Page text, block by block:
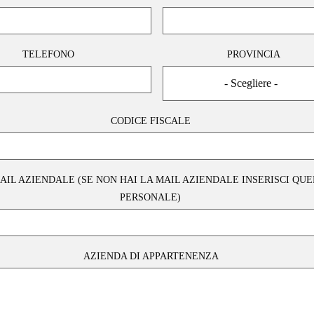
TELEFONO PROVINCIA
- Scegliere -
CODICE FISCALE
AZIENDALE (SE NON HAI LA MAIL AZIENDALE INSERISCI
PERSONALE)
AZIENDA DI APPARTENENZA